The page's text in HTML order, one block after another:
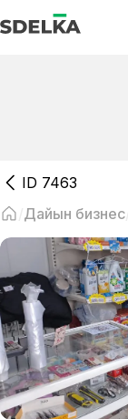
ID 7463
Дайын бизнес